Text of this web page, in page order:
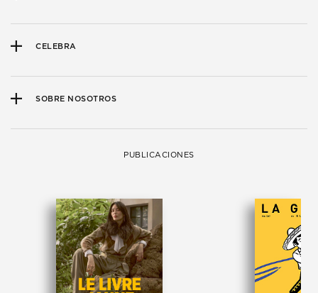
CELEBRA
SOBRE NOSOTROS
PUBLICACIONES